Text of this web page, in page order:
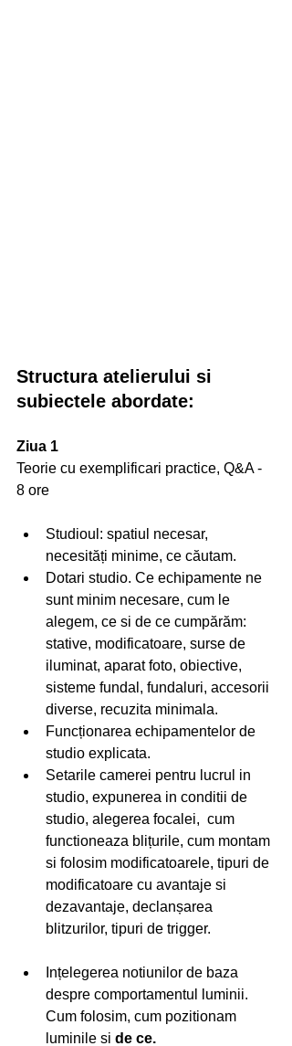
Structura atelierului si
subiectele abordate:
Ziua 1
Teorie cu exemplificari practice, Q&A -
8 ore
Studioul: spatiul necesar,
necesități minime, ce căutam.
Dotari studio. Ce echipamente ne
sunt minim necesare, cum le
alegem, ce si de ce cumpărăm:
stative, modificatoare, surse de
iluminat, aparat foto, obiective,
sisteme fundal, fundaluri, accesorii
diverse, recuzita minimala.
Funcționarea echipamentelor de
studio explicata.
Setarile camerei pentru lucrul in
studio, expunerea in conditii de
studio, alegerea focalei,  cum
functioneaza blițurile, cum montam
si folosim modificatoarele, tipuri de
modificatoare cu avantaje si
dezavantaje, declanșarea
blitzurilor, tipuri de trigger.
Ințelegerea notiunilor de baza
despre comportamentul luminii.
Cum folosim, cum pozitionam
luminile si de ce.